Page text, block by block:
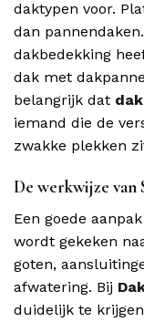
daktypen voor.
dan
dakbedekking
dak met
belangrijk dat
iemand die de
zwakke plekken
De werkwijze
Een goede
wordt gekeken
goten,
afwatering. Bij
duidelijk te